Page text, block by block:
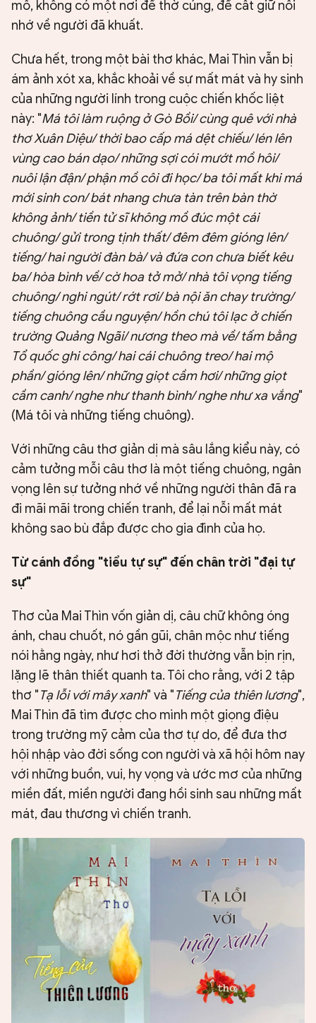
mồ, không có một nơi để thờ cúng, để cất giữ nỗi
nhớ về người đã khuất.
Chưa hết, trong một bài thơ khác, Mai Thìn vẫn bị
ám ảnh xót xa, khắc khoải về sự mất mát và hy sinh
của những người lính trong cuộc chiến khốc liệt
này: "Má tôi làm ruộng ở Gò Bồi/ cùng quê với nhà
thơ Xuân Diệu/ thời bao cấp má dệt chiếu/ lén lên
vùng cao bán dạo/ những sợi cói mướt mồ hôi/
nuôi lận đận/ phận mồ côi đi học/ ba tôi mất khi má
mới sinh con/ bát nhang chưa tàn trên bàn thờ
không ảnh/ tiền tử sĩ không mồ đúc một cái
chuông/ gửi trong tịnh thất/ đêm đêm gióng lên/
tiếng/ hai người đàn bà/ và đứa con chưa biết kêu
ba/ hòa bình về/ cờ hoa tở mở/ nhà tôi vọng tiếng
chuông/ nghi ngút/ rớt rơi/ bà nội ăn chay trường/
tiếng chuông cầu nguyện/ hồn chú tôi lạc ở chiến
trường Quảng Ngãi/ nương theo mà về/ tấm bằng
Tổ quốc ghi công/ hai cái chuông treo/ hai mộ
phần/ gióng lên/ những giọt cầm hơi/ những giọt
cầm canh/ nghe như thanh bình/ nghe như xa vắng"
(Má tôi và những tiếng chuông).
Với những câu thơ giản dị mà sâu lắng kiểu này, có
cảm tưởng mỗi câu thơ là một tiếng chuông, ngân
vọng lên sự tưởng nhớ về những người thân đã ra
đi mãi mãi trong chiến tranh, để lại nỗi mất mát
không sao bù đắp được cho gia đình của họ.
Từ cánh đồng "tiểu tự sự" đến chân trời "đại tự
sự"
Thơ của Mai Thìn vốn giản dị, câu chữ không óng
ánh, chau chuốt, nó gần gũi, chân mộc như tiếng
nói hằng ngày, như hơi thở đời thường vẫn bịn rịn,
lặng lẽ thân thiết quanh ta. Tôi cho rằng, với 2 tập
thơ "Tạ lỗi với mây xanh" và "Tiếng của thiên lương",
Mai Thìn đã tìm được cho mình một giọng điệu
trong trường mỹ cảm của thơ tự do, để đưa thơ
hội nhập vào đời sống con người và xã hội hôm nay
với những buồn, vui, hy vọng và ước mơ của những
miền đất, miền người đang hồi sinh sau những mất
mát, đau thương vì chiến tranh.